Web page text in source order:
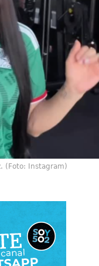
(Foto: Instagram)